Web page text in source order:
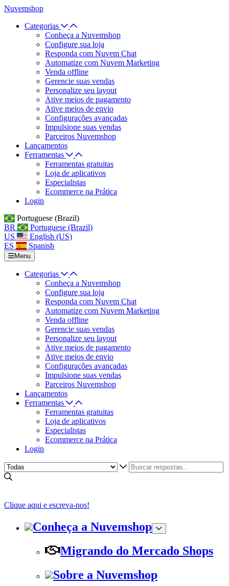
Nuvemshop
Categorias
Conheça a Nuvemshop
Configure sua loja
Responda com Nuvem Chat
Automatize com Nuvem Marketing
Venda offline
Gerencie suas vendas
Personalize seu layout
Ative meios de pagamento
Ative meios de envio
Configurações avançadas
Impulsione suas vendas
Parceiros Nuvemshop
Lançamentos
Ferramentas
Ferramentas gratuitas
Loja de aplicativos
Especialistas
Ecommerce na Prática
Login
Portuguese (Brazil)
BR
Portuguese (Brazil)
US
English (US)
ES
Spanish
Menu
Categorias
Conheça a Nuvemshop
Configure sua loja
Responda com Nuvem Chat
Automatize com Nuvem Marketing
Venda offline
Gerencie suas vendas
Personalize seu layout
Ative meios de pagamento
Ative meios de envio
Configurações avançadas
Impulsione suas vendas
Parceiros Nuvemshop
Lançamentos
Ferramentas
Ferramentas gratuitas
Loja de aplicativos
Especialistas
Ecommerce na Prática
Login
Clique aqui e escreva-nos!
Conheça a Nuvemshop
Migrando do Mercado Shops
Sobre a Nuvemshop